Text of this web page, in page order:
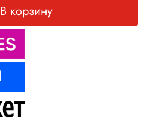
В корзину